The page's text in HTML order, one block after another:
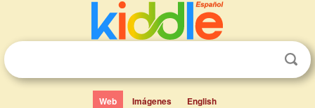
Web Imágenes English